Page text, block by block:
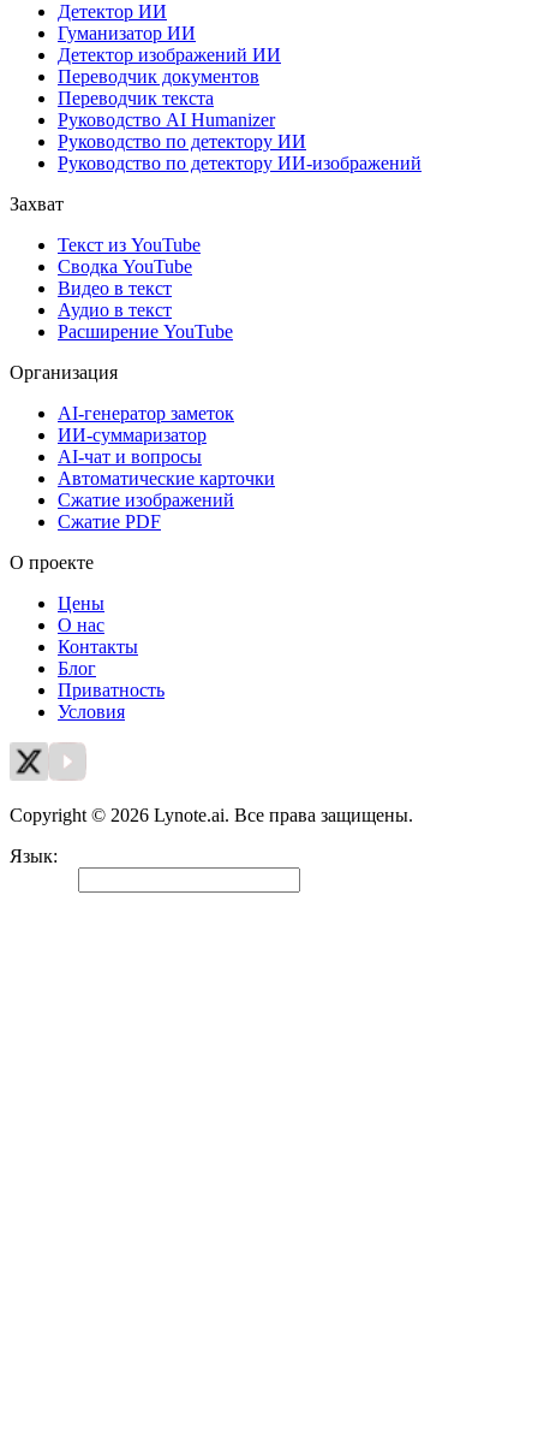
Детектор ИИ
Гуманизатор ИИ
Детектор изображений ИИ
Переводчик документов
Переводчик текста
Руководство AI Humanizer
Руководство по детектору ИИ
Руководство по детектору ИИ-изображений
Захват
Текст из YouTube
Сводка YouTube
Видео в текст
Аудио в текст
Расширение YouTube
Организация
AI-генератор заметок
ИИ-суммаризатор
AI-чат и вопросы
Автоматические карточки
Сжатие изображений
Сжатие PDF
О проекте
Цены
О нас
Контакты
Блог
Приватность
Условия
Copyright © 2026 Lynote.ai. Все права защищены.
Язык: